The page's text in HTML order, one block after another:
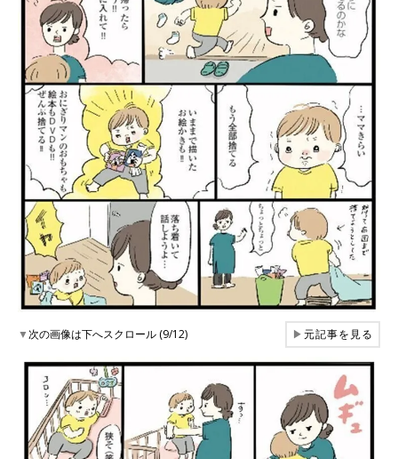
▼次の画像は下へスクロール (9/12) ▶元記事を見る